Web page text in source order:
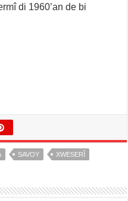
di 1960’an de bi
SAVOY XWESERÎ